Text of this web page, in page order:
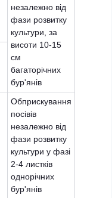
незалежно від
фази розвитку
культури, за
висоти 10-15
см
багаторічних
бур'янів
Обприскування
посівів
незалежно від
фази розвитку
культури у фазі
2-4 листків
однорічних
бур'янів